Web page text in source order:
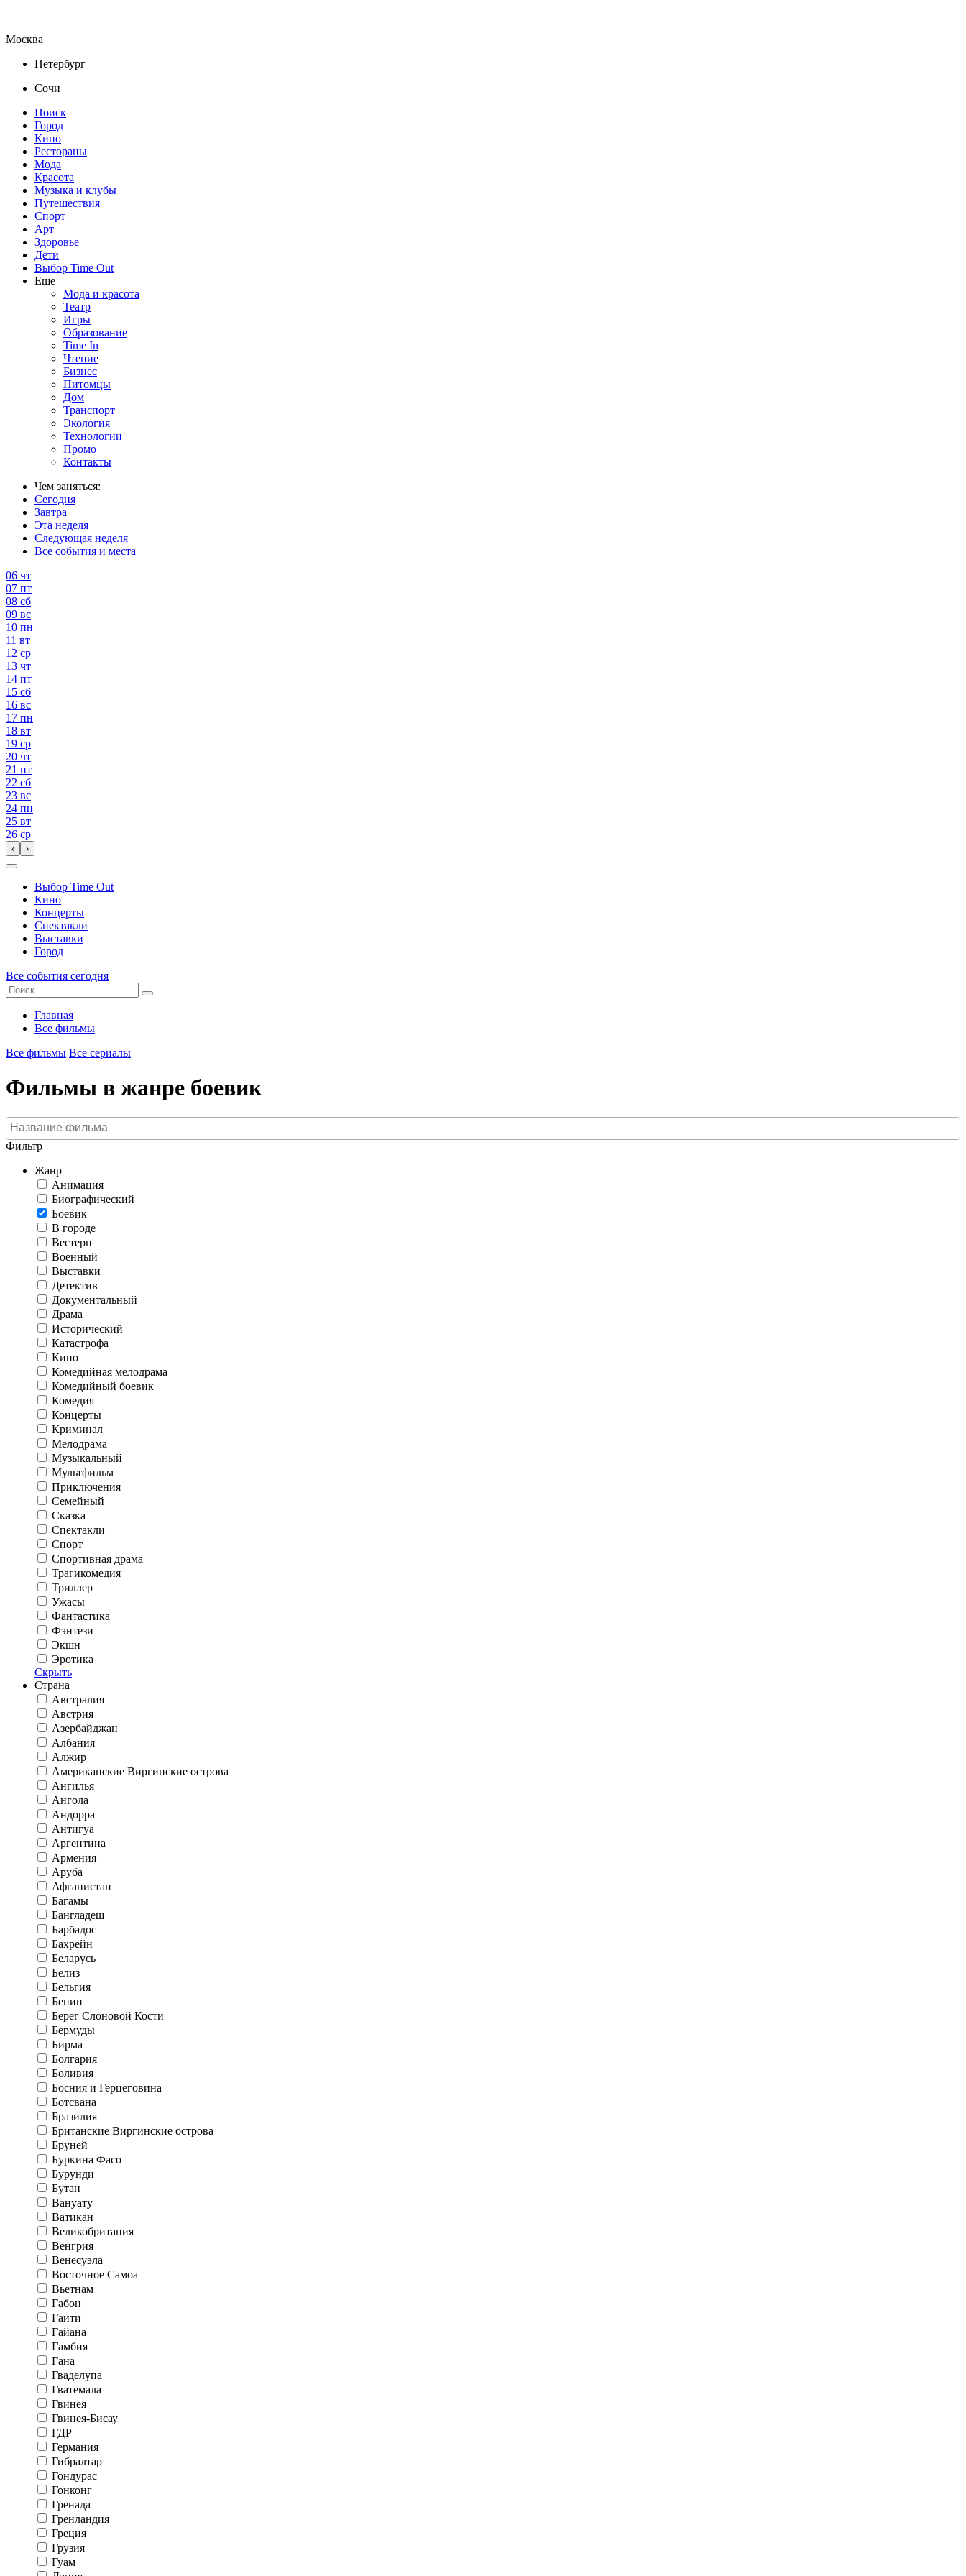
Москва
Петербург
Сочи
Поиск
Город
Кино
Рестораны
Мода
Красота
Музыка и клубы
Путешествия
Спорт
Арт
Здоровье
Дети
Выбор Time Out
Еще
Мода и красота
Театр
Игры
Образование
Time In
Чтение
Бизнес
Питомцы
Дом
Транспорт
Экология
Технологии
Промо
Контакты
Чем заняться:
Сегодня
Завтра
Эта неделя
Следующая неделя
Все события и места
06 чт
07 пт
08 сб
09 вс
10 пн
11 вт
12 ср
13 чт
14 пт
15 сб
16 вс
17 пн
18 вт
19 ср
20 чт
21 пт
22 сб
23 вс
24 пн
25 вт
26 ср
‹ ›
Выбор Time Out
Кино
Концерты
Спектакли
Выставки
Город
Все события сегодня
Главная
Все фильмы
Все фильмы Все сериалы
Фильмы в жанре боевик
Фильтр
Жанр
Анимация
Биографический
Боевик
В городе
Вестерн
Военный
Выставки
Детектив
Документальный
Драма
Исторический
Катастрофа
Кино
Комедийная мелодрама
Комедийный боевик
Комедия
Концерты
Криминал
Мелодрама
Музыкальный
Мультфильм
Приключения
Семейный
Сказка
Спектакли
Спорт
Спортивная драма
Трагикомедия
Триллер
Ужасы
Фантастика
Фэнтези
Экшн
Эротика
Скрыть
Страна
Австралия
Австрия
Азербайджан
Албания
Алжир
Американские Виргинские острова
Ангилья
Ангола
Андорра
Антигуа
Аргентина
Армения
Аруба
Афганистан
Багамы
Бангладеш
Барбадос
Бахрейн
Беларусь
Белиз
Бельгия
Бенин
Берег Слоновой Кости
Бермуды
Бирма
Болгария
Боливия
Босния и Герцеговина
Ботсвана
Бразилия
Британские Виргинские острова
Бруней
Буркина Фасо
Бурунди
Бутан
Вануату
Ватикан
Великобритания
Венгрия
Венесуэла
Восточное Самоа
Вьетнам
Габон
Гаити
Гайана
Гамбия
Гана
Гваделупа
Гватемала
Гвинея
Гвинея-Бисау
ГДР
Германия
Гибралтар
Гондурас
Гонконг
Гренада
Гренландия
Греция
Грузия
Гуам